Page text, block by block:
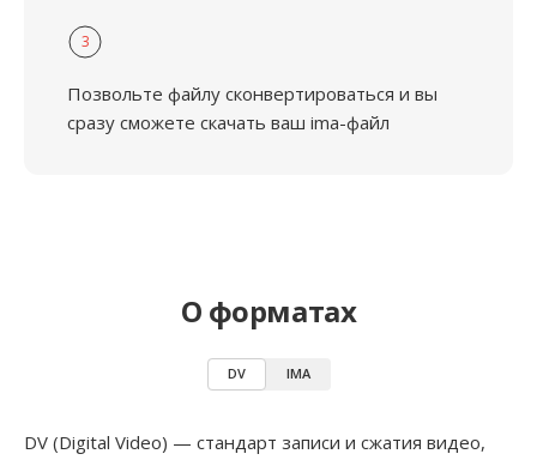
3
Позвольте файлу сконвертироваться и вы
сразу сможете скачать ваш ima-файл
О форматах
DV IMA
DV (Digital Video) — стандарт записи и сжатия видео,